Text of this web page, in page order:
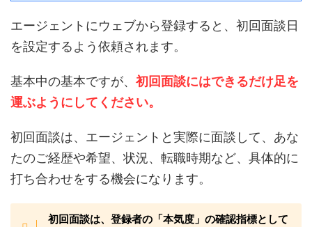
エージェントにウェブから登録すると、初回面談日
を設定するよう依頼されます。
基本中の基本ですが、 初回面談にはできるだけ足を
運ぶようにしてください。
初回面談は、エージェントと実際に面談して、あな
たのご経歴や希望、状況、転職時期など、具体的に
打ち合わせをする機会になります。
初回面談は、登録者の「本気度」の確認指標として